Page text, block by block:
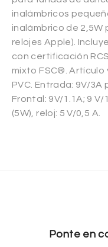
inalámbricos
inalámbrico de
relojes Apple).
con certificación
mixto FSC®. Artículo
PVC. Entrada: 9V/3A
Frontal: 9V/1.1A; 9 V/
(5W), reloj: 5 V/0,5 A.
Ponte en